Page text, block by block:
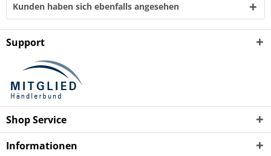
Kunden haben sich ebenfalls angesehen
Support
Shop Service
Informationen